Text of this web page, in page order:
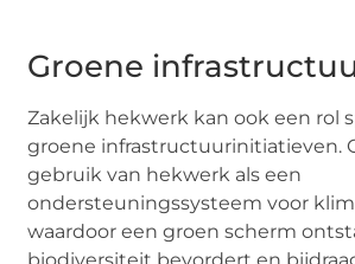
Groene
Zakelijk hekwerk kan ook een rol
groene infrastructuurinitiatieven.
gebruik van hekwerk als een
ondersteuningssysteem voor
waardoor een groen scherm